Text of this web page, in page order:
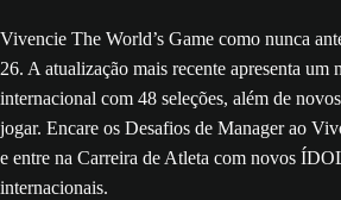
Vivencie The World’s Game como nunca
26. A atualização mais recente apresenta um
internacional com 48 seleções, além de
jogar. Encare os Desafios de Manager ao
e entre na Carreira de Atleta com novos
internacionais.